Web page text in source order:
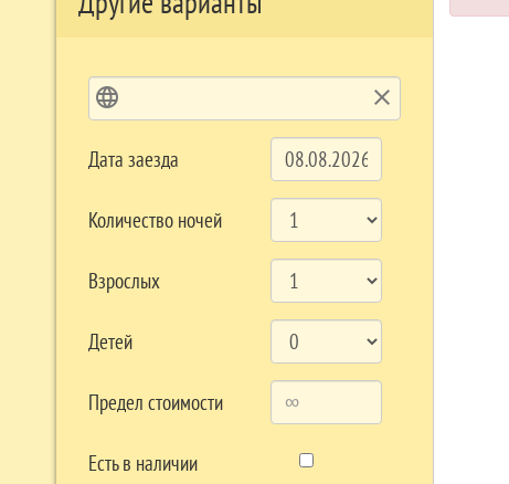
language clear
Дата заезда
Количество ночей
Взрослых
Детей
Предел стоимости
Есть в наличии